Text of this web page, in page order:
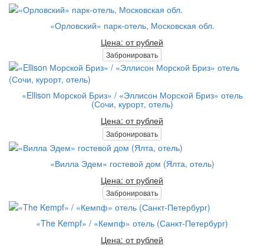
«Орловский» парк-отель, Московская обл.
Цена: от рублей
Забронировать
«Ellison Морской Бриз» / «Эллисон Морской Бриз» отель
(Сочи, курорт, отель)
Цена: от рублей
Забронировать
«Вилла Эдем» гостевой дом (Ялта, отель)
Цена: от рублей
Забронировать
«The Kempf» / «Кемпф» отель (Санкт-Петербург)
Цена: от рублей